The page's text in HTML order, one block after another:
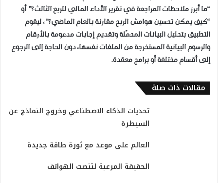
“ما أبرز ملاحظات المراجعة في تقرير الأداء المالي للربع الثالث؟” أو
“كيف يمكن تحسين هوامش الربح مقارنة بالعام الماضي؟”، ليقوم
التطبيق بتحليل البيانات المحمّلة وتقديم إجابات مدعومة بالأرقام
والرسوم البيانية المستخرجة من الملفات نفسها، دون الحاجة إلى الرجوع
إلى أقسام مختلفة أو برامج معقدة.
مقالات ذات صلة
تحديات الذكاء الاصطناعي وخروج النماذج عن
السيطرة
العالم على موعد مع ثورة طاقة جديدة
الحقيقة المرعبة لتنصت الهواتف